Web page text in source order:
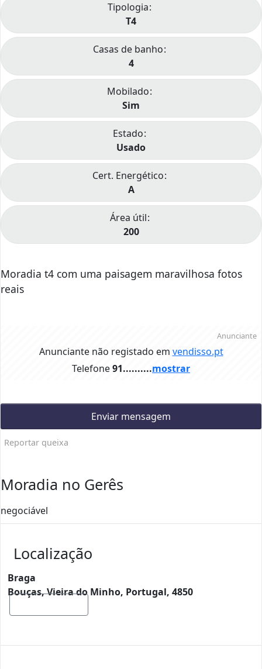
Tipologia
T4
Casas de banho
4
Mobilado
Sim
Estado
Usado
Cert. Energético
A
Área útil
200
Moradia t4 com uma paisagem maravilhosa fotos
reais
Telefone91..........mostrar
Anunciante
Anunciante não registado em vendisso.pt
Enviar mensagem
Reportar queixa
Moradia no Gerês
negociável
Localização
Braga
Bouças, Vieira do Minho, Portugal, 4850